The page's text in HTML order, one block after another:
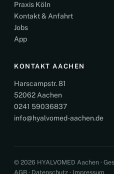
Praxis Köln
Kontakt & Anfahrt
Jobs
App
KONTAKT AACHEN
Harscampstr. 81
52062 Aachen
0241 59036837
info@hyalvomed-aachen.de
© 2026 HYALVOMED Aachen ·
AGB · Datenschutz · Impressum